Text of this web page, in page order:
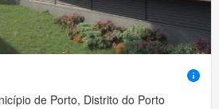
de Porto, Distrito do Porto